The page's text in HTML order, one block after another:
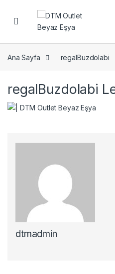
Open
Ana Sayfa regalBuzdolabi
regalBuzdolabi
dtmadmin